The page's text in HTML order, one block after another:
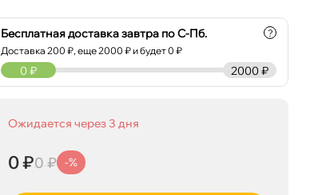
Бесплатная доставка завтра по С-Пб.
Доставка200 ₽, еще2000 ₽ и будет 0 ₽
?
2000 ₽
0 ₽
Ожидается через 3 дня
0 ₽0 ₽ -% 0 ₽